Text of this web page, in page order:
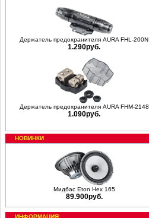
Держатель предохранителя AURA FHL-200N
1.290руб.
Держатель предохранителя AURA FHM-2148
1.090руб.
НОВИНКИ
Мидбас Eton Hex 165
89.900руб.
ИНФОРМАЦИЯ: